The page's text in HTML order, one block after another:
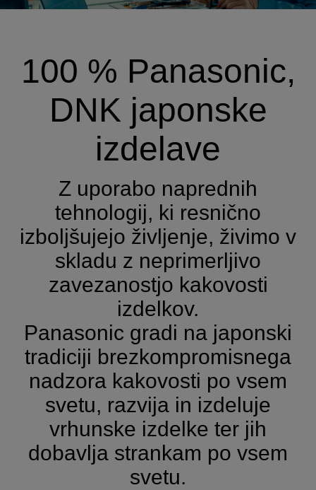
100 % Panasonic,
DNK japonske
izdelave
Z uporabo naprednih
tehnologij, ki resnično
izboljšujejo življenje, živimo v
skladu z neprimerljivo
zavezanostjo kakovosti
izdelkov.
Panasonic gradi na japonski
tradiciji brezkompromisnega
nadzora kakovosti po vsem
svetu, razvija in izdeluje
vrhunske izdelke ter jih
dobavlja strankam po vsem
svetu.